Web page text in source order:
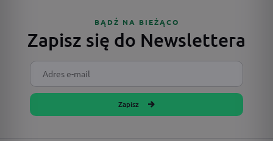
BĄDŹ NA BIEŻĄCO
Zapisz się do Newslettera
Zapisz